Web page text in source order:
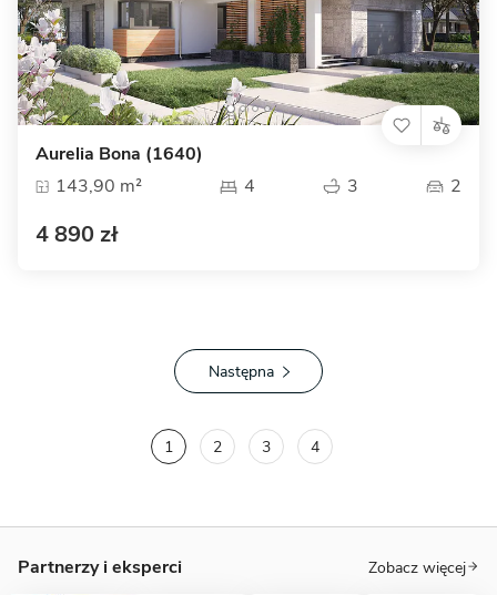
Aurelia Bona (1640)
143,90 m²
4 3 2
4 890 zł
Następna
1 2 3 4
Partnerzy i eksperci Zobacz więcej